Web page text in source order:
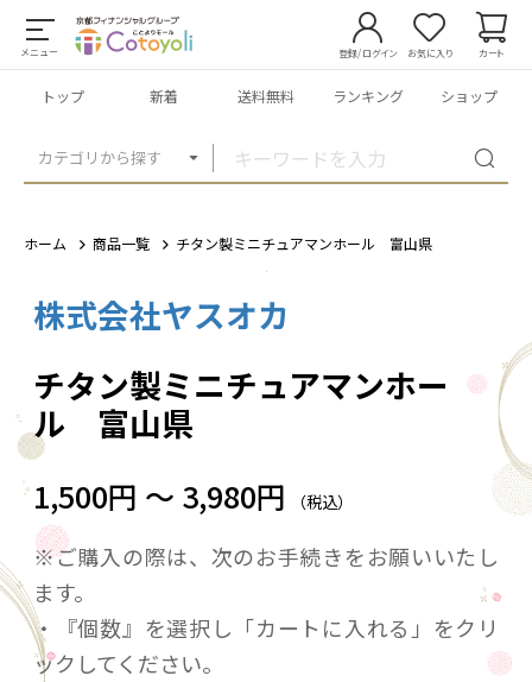
メニュー
カテゴリから探す
登録/ログイン お気に入り カート
トップ 新着 送料無料 ランキング ショップ
ホーム 商品一覧 チタン製ミニチュアマンホール 富山県
株式会社ヤスオカ
チタン製ミニチュアマンホー
ル 富山県
1,500円 ～ 3,980円 （税込）
※ご購入の際は、次のお手続きをお願いいたし
ます。
・『個数』を選択し「カートに入れる」をクリ
ックしてください。